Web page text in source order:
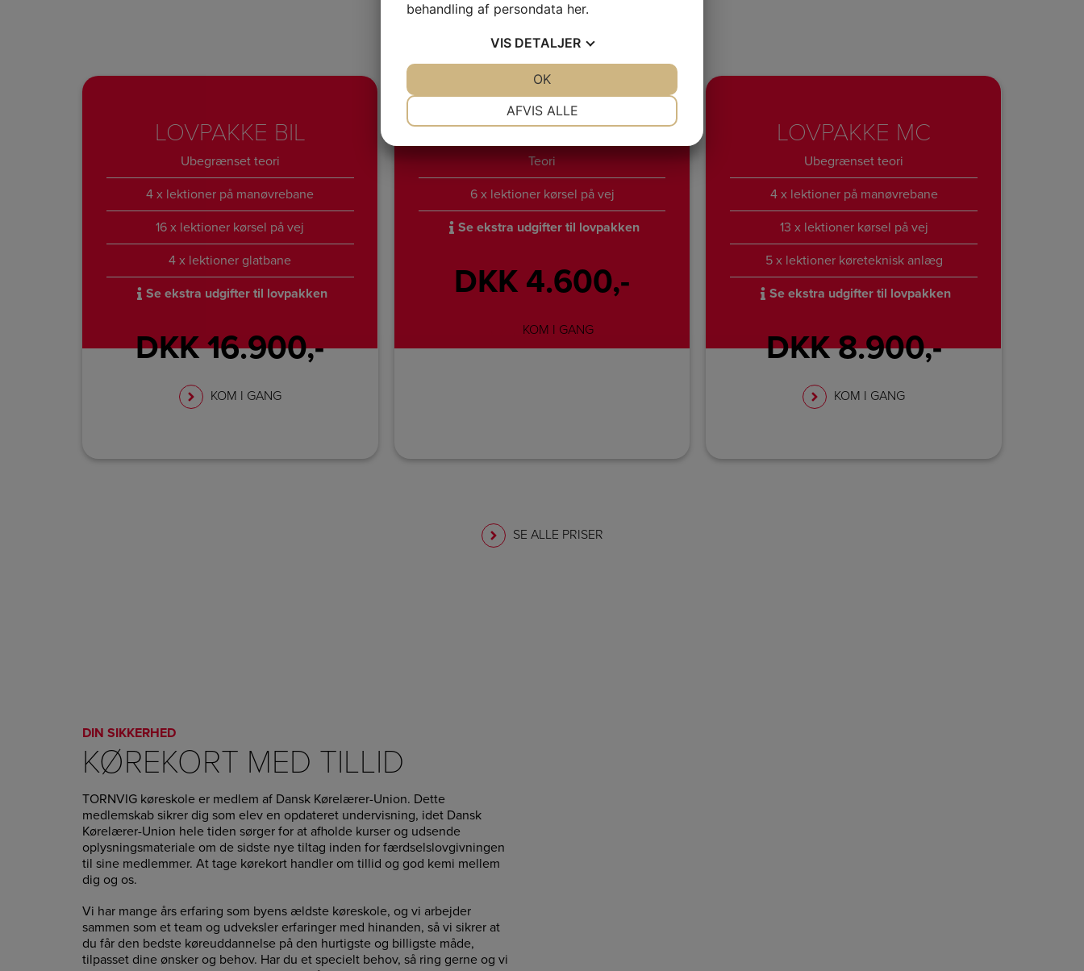
PR. 1. JANUAR 2025
VORES PRISER
LOVPAKKE BIL
Ubegrænset teori
4 x lektioner på manøvrebane
16 x lektioner kørsel på vej
4 x lektioner glatbane
Se ekstra udgifter til lovpakken
DKK 16.900,-
KOM I GANG
LOVPAKKE TRAILER
Teori
6 x lektioner kørsel på vej
Se ekstra udgifter til lovpakken
DKK 4.600,-
KOM I GANG
LOVPAKKE MC
Ubegrænset teori
4 x lektioner på manøvrebane
13 x lektioner kørsel på vej
5 x lektioner køreteknisk anlæg
Se ekstra udgifter til lovpakken
DKK 8.900,-
KOM I GANG
SE ALLE PRISER
DIN SIKKERHED
KØREKORT MED TILLID
TORNVIG køreskole er medlem af Dansk Kørelærer-Union. Dette
medlemskab sikrer dig som elev en opdateret undervisning, idet Dansk
Kørelærer-Union hele tiden sørger for at afholde kurser og udsende
oplysningsmateriale om de sidste nye tiltag inden for færdselslovgivningen
til sine medlemmer. At tage kørekort handler om tillid og god kemi mellem
dig og os.
Vi har mange års erfaring som byens ældste køreskole, og vi arbejder
sammen som et team og udveksler erfaringer med hinanden, så vi sikrer at
du får den bedste køreuddannelse på den hurtigste og billigste måde,
tilpasset dine ønsker og behov. Har du et specielt behov, så ring gerne og vi
behandling af persondata her.
VIS DETALJER
AFVIS ALLE
OK